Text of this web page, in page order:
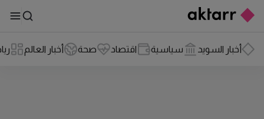
أخبار السويد سياسية اقتصاد صحة أخبار العالم